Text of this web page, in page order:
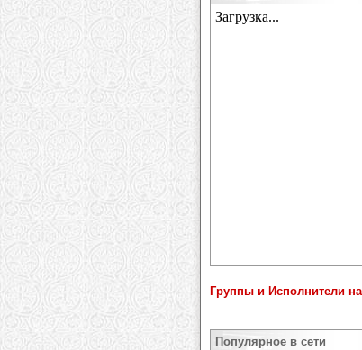
Группы и Исполнители
Популярное в сети